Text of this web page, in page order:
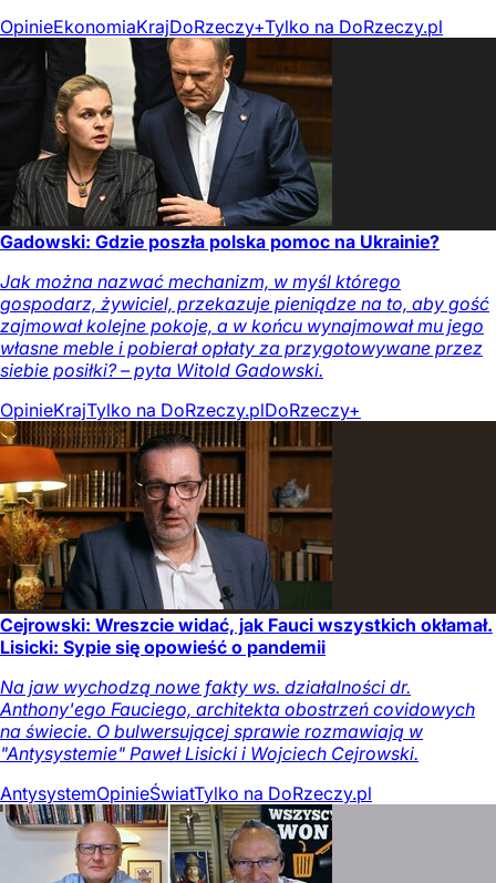
OpinieEkonomiaKrajDoRzeczy+Tylko na DoRzeczy.pl
Gadowski: Gdzie poszła polska pomoc na Ukrainie?
Jak można nazwać mechanizm, w myśl którego
gospodarz, żywiciel, przekazuje pieniądze na to, aby gość
zajmował kolejne pokoje, a w końcu wynajmował mu jego
własne meble i pobierał opłaty za przygotowywane przez
siebie posiłki? – pyta Witold Gadowski.
OpinieKrajTylko na DoRzeczy.plDoRzeczy+
Cejrowski: Wreszcie widać, jak Fauci wszystkich okłamał.
Lisicki: Sypie się opowieść o pandemii
Na jaw wychodzą nowe fakty ws. działalności dr.
Anthony'ego Fauciego, architekta obostrzeń covidowych
na świecie. O bulwersującej sprawie rozmawiają w
"Antysystemie" Paweł Lisicki i Wojciech Cejrowski.
AntysystemOpinieŚwiatTylko na DoRzeczy.pl